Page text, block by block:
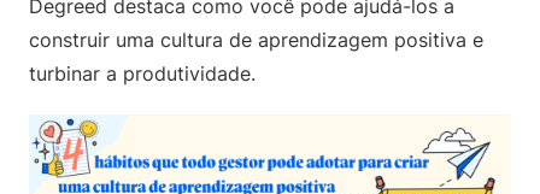
Degreed destaca como você pode ajudá-los a
construir uma cultura de aprendizagem positiva e
turbinar a produtividade.